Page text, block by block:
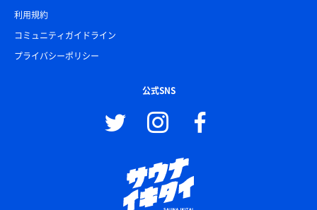
利用規約
コミュニティガイドライン
プライバシーポリシー
公式SNS